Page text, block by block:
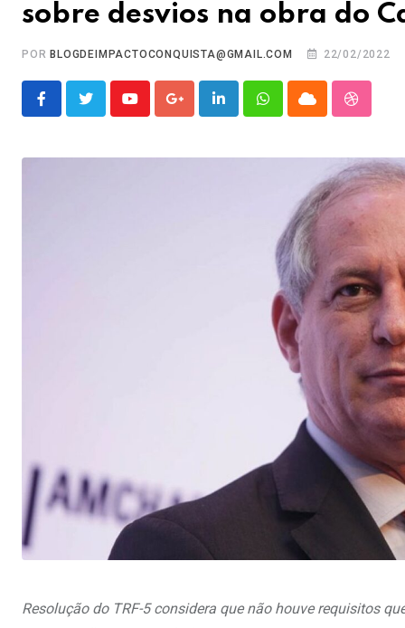
sobre desvios na obra do
POR BLOGDEIMPACTOCONQUISTA@GMAIL.COM 22/02/2022
YoutubeGoogle+LinkedInWhatsappCloud
Resolução do TRF-5 considera que não houve requisitos